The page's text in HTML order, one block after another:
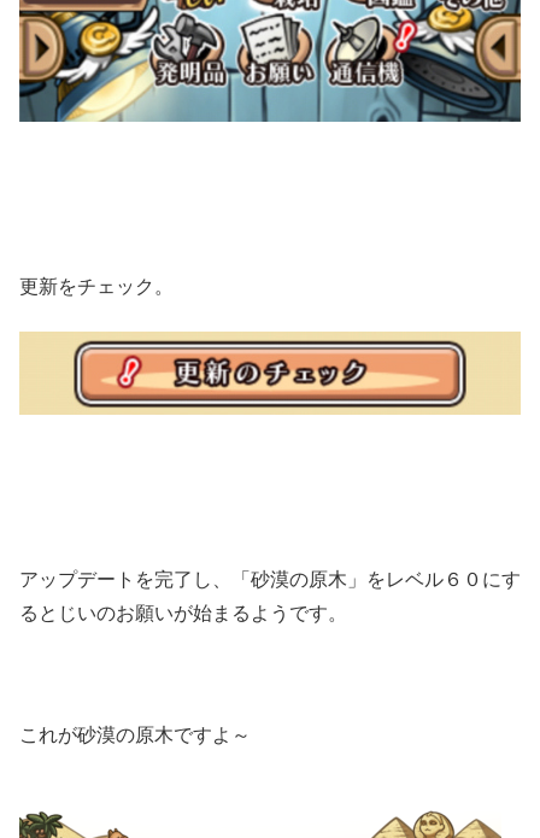
更新をチェック。
アップデートを完了し、「砂漠の原木」をレベル６０にす
るとじいのお願いが始まるようです。
これが砂漠の原木ですよ～